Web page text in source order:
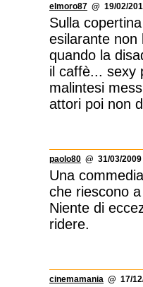
elmoro87 @ 19/02/
Sulla
esilarante non
quando la
il caffè... sexy
malintesi
attori poi non
paolo80 @ 31/03/
Una
che riescono
Niente di
ridere.
cinemamania @ 17/